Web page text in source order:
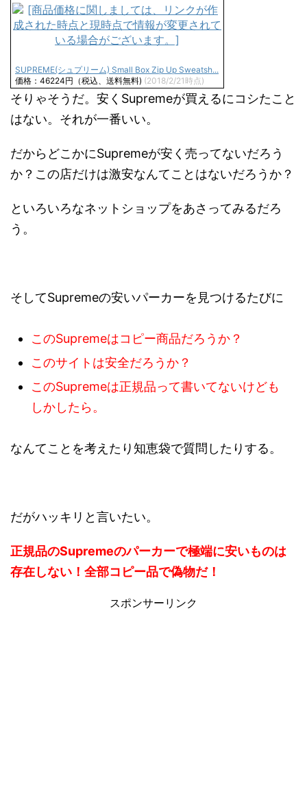
SUPREME(シュプリーム) Small Box Zip Up Sweatsh...
価格：46224円（税込、送料無料) (2018/2/21時点)
そりゃそうだ。安くSupremeが買えるにコシたこと
はない。それが一番いい。
だからどこかにSupremeが安く売ってないだろう
か？この店だけは激安なんてことはないだろうか？
といろいろなネットショップをあさってみるだろ
う。
そしてSupremeの安いパーカーを見つけるたびに
このSupremeはコピー商品だろうか？
このサイトは安全だろうか？
このSupremeは正規品って書いてないけども
しかしたら。
なんてことを考えたり知恵袋で質問したりする。
だがハッキリと言いたい。
正規品のSupremeのパーカーで極端に安いものは
存在しない！全部コピー品で偽物だ！
スポンサーリンク